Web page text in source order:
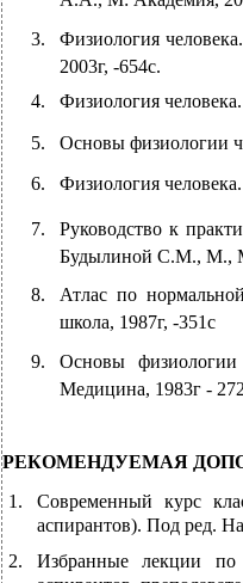
3.
Физиология
2003г, -654с.
4.
Физиология
5.
Основы физиологии
6.
Физиология
7.
Руководство к
Будылиной С.М., М.,
8.
Атлас по
школа, 1987г, -351с
9.
Основы
Медицина, 1983г -
РЕКОМЕНДУЕМАЯ
1.
Современный курс
аспирантов). Под ред.
2.
Избранные лекции по